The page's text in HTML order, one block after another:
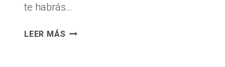
te habrás…
LEER MÁS A